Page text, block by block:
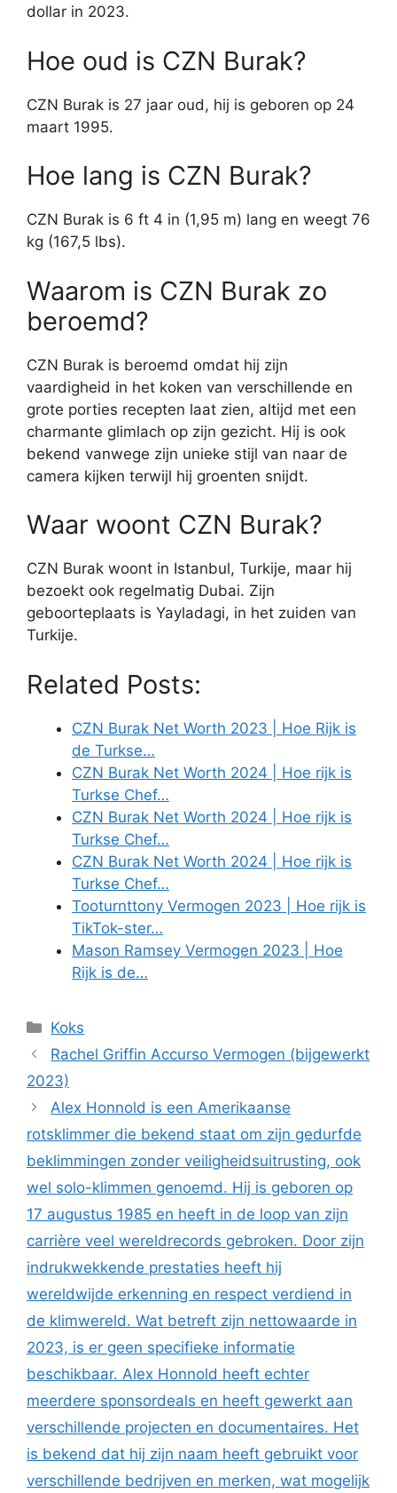
dollar in 2023.
Hoe oud is CZN Burak?
CZN Burak is 27 jaar oud, hij is geboren op 24
maart 1995.
Hoe lang is CZN Burak?
CZN Burak is 6 ft 4 in (1,95 m) lang en weegt 76
kg (167,5 lbs).
Waarom is CZN Burak zo
beroemd?
CZN Burak is beroemd omdat hij zijn
vaardigheid in het koken van verschillende en
grote porties recepten laat zien, altijd met een
charmante glimlach op zijn gezicht. Hij is ook
bekend vanwege zijn unieke stijl van naar de
camera kijken terwijl hij groenten snijdt.
Waar woont CZN Burak?
CZN Burak woont in Istanbul, Turkije, maar hij
bezoekt ook regelmatig Dubai. Zijn
geboorteplaats is Yayladagi, in het zuiden van
Turkije.
Related Posts:
CZN Burak Net Worth 2023 | Hoe Rijk is
de Turkse…
CZN Burak Net Worth 2024 | Hoe rijk is
Turkse Chef…
CZN Burak Net Worth 2024 | Hoe rijk is
Turkse Chef…
CZN Burak Net Worth 2024 | Hoe rijk is
Turkse Chef…
Tooturnttony Vermogen 2023 | Hoe rijk is
TikTok-ster…
Mason Ramsey Vermogen 2023 | Hoe
Rijk is de…
Categories
Koks
Rachel Griffin Accurso Vermogen (bijgewerkt
2023)
Alex Honnold is een Amerikaanse
rotsklimmer die bekend staat om zijn gedurfde
beklimmingen zonder veiligheidsuitrusting, ook
wel solo-klimmen genoemd. Hij is geboren op
17 augustus 1985 en heeft in de loop van zijn
carrière veel wereldrecords gebroken. Door zijn
indrukwekkende prestaties heeft hij
wereldwijde erkenning en respect verdiend in
de klimwereld. Wat betreft zijn nettowaarde in
2023, is er geen specifieke informatie
beschikbaar. Alex Honnold heeft echter
meerdere sponsordeals en heeft gewerkt aan
verschillende projecten en documentaires. Het
is bekend dat hij zijn naam heeft gebruikt voor
verschillende bedrijven en merken, wat mogelijk